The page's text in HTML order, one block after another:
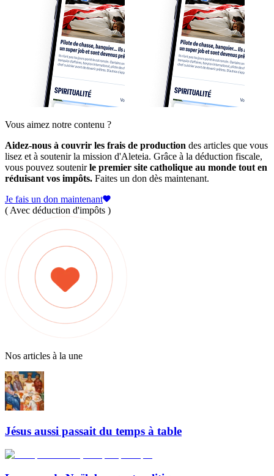
Vous aimez notre contenu ?
Aidez-nous à couvrir les frais de production des articles que vous
lisez et à soutenir la mission d'Aleteia. Grâce à la déduction fiscale,
vous pouvez soutenirle premier site catholique au monde tout en
réduisant vos impôts. Faites un don dès maintenant.
Je fais un don maintenant
( Avec déduction d'impôts )
Nos articles à la une
Jésus aussi passait du temps à table